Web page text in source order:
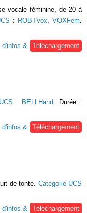
vocale féminine, de 20 à
: ROBTVox VOXFem
d'infos &
Téléchargement
: BELLHand. Durée :
d'infos &
Téléchargement
de tonte. Catégorie UCS
d'infos &
Téléchargement